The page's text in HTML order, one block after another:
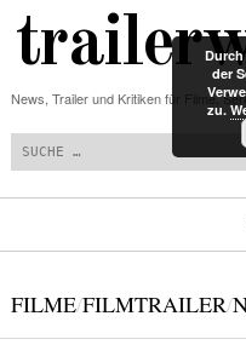
News, Trailer und Kritiken für Filme,
FILME/FILMTRAILER/
der
zu.